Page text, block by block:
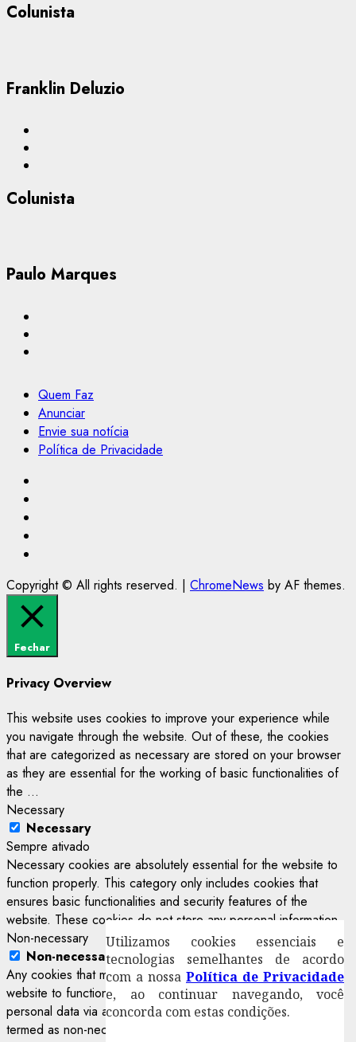
Colunista
Franklin Deluzio
Colunista
Paulo Marques
Quem Faz
Anunciar
Envie sua notícia
Política de Privacidade
Copyright © All rights reserved. | ChromeNews by AF themes.
Utilizamos cookies essenciais e
tecnologias semelhantes de acordo
com a nossa Política de Privacidade
e, ao continuar navegando, você
concorda com estas condições.
Fechar
Privacy Overview
This website uses cookies to improve your experience while
you navigate through the website. Out of these, the cookies
that are categorized as necessary are stored on your browser
as they are essential for the working of basic functionalities of
the ...
Necessary
Necessary
Sempre ativado
Necessary cookies are absolutely essential for the website to
function properly. This category only includes cookies that
ensures basic functionalities and security features of the
website. These cookies do not store any personal information.
Non-necessary
Non-necessary
Any cookies that may not be particularly necessary for the
website to function and is used specifically to collect user
personal data via analytics, ads, other embedded contents are
termed as non-necessary cookies. It is mandatory to procure